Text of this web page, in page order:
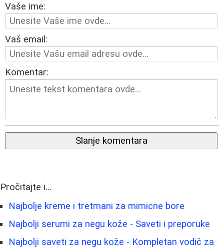
Vaše ime:
Vaš email:
Komentar:
Slanje komentara
Pročitajte i...
Najbolje kreme i tretmani za mimicne bore
Najbolji serumi za negu kože - Saveti i preporuke
Najbolji saveti za negu kože - Kompletan vodič za